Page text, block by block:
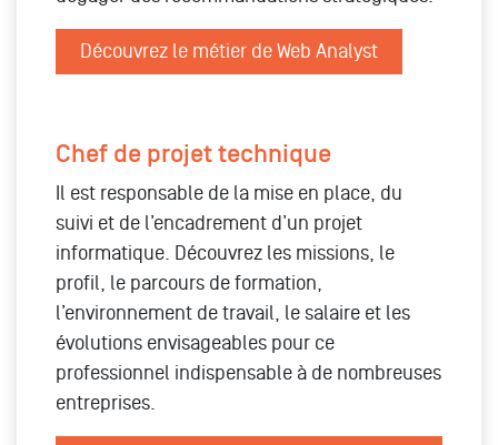
Découvrez le métier de Web Analyst
Chef de projet technique
Il est responsable de la mise en place, du
suivi et de l’encadrement d’un projet
informatique. Découvrez les missions, le
profil, le parcours de formation,
l’environnement de travail, le salaire et les
évolutions envisageables pour ce
professionnel indispensable à de nombreuses
entreprises.